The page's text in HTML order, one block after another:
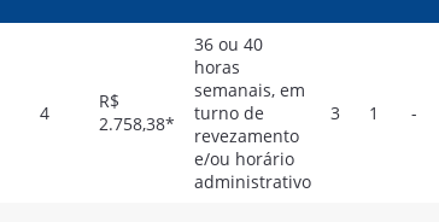
4
R$
2.758,38*
36 ou 40
horas
semanais, em
turno de
revezamento
e/ou horário
administrativo
3 1 -